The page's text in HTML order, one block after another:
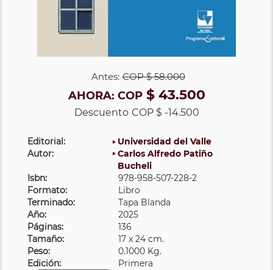
Antes: COP$ 58.000
AHORA: COP$ 43.500
Descuento COP $ -14.500
Editorial:
Universidad del Valle
Autor:
Carlos Alfredo Patiño
Bucheli
Isbn:
978-958-507-228-2
Formato:
Libro
Terminado:
Tapa Blanda
Año:
2025
Páginas:
136
Tamaño:
17 x 24 cm.
Peso:
0.1000 Kg.
Edición:
Primera